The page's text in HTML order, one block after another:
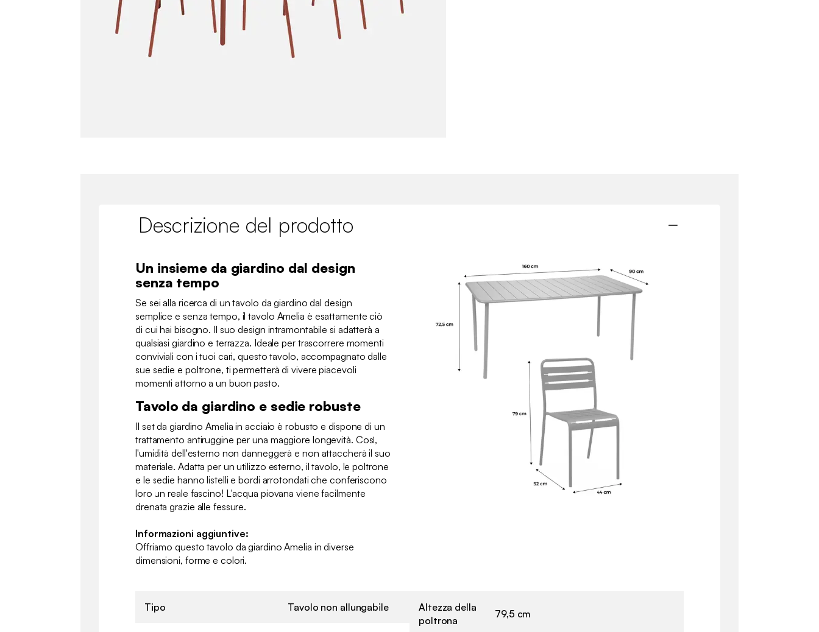
Descrizione del prodotto
Un insieme da giardino dal design
senza tempo
Se sei alla ricerca di un tavolo da giardino dal design
semplice e senza tempo, il tavolo Amelia è esattamente ciò
di cui hai bisogno. Il suo design intramontabile si adatterà a
qualsiasi giardino e terrazza. Ideale per trascorrere momenti
conviviali con i tuoi cari, questo tavolo, accompagnato dalle
sue sedie e poltrone, ti permetterà di vivere piacevoli
momenti attorno a un buon pasto.
Tavolo da giardino e sedie robuste
Il set da giardino Amelia in acciaio è robusto e dispone di un
trattamento antiruggine per una maggiore longevità. Così,
l'umidità dell'esterno non danneggerà e non attaccherà il suo
materiale. Adatta per un utilizzo esterno, il tavolo, le poltrone
e le sedie hanno listelli e bordi arrotondati che conferiscono
loro un reale fascino! L'acqua piovana viene facilmente
drenata grazie alle fessure.
Informazioni aggiuntive:
Offriamo questo tavolo da giardino Amelia in diverse
dimensioni, forme e colori.
Tipo Tavolo non allungabile
Altezza della
poltrona
79,5 cm